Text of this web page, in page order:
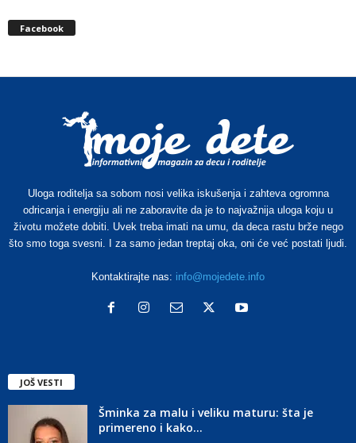
Facebook
Uloga roditelja sa sobom nosi velika iskušenja i zahteva ogromna
odricanja i energiju ali ne zaboravite da je to najvažnija uloga koju u
životu možete dobiti. Uvek treba imati na umu, da deca rastu brže nego
što smo toga svesni. I za samo jedan treptaj oka, oni će već postati ljudi.
Kontaktirajte nas: info@mojedete.info
JOŠ VESTI
Šminka za malu i veliku maturu: šta je
primereno i kako...